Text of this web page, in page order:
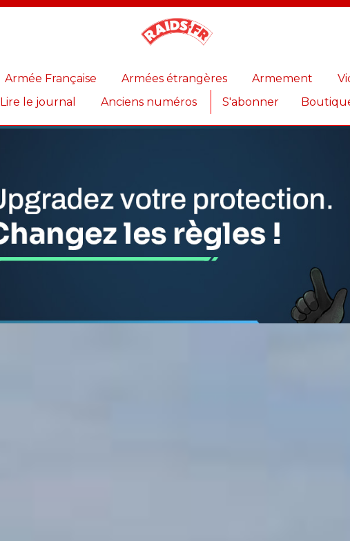
Armée Française Armées étrangères Armement
Lire le journal
Anciens numéros S'abonner